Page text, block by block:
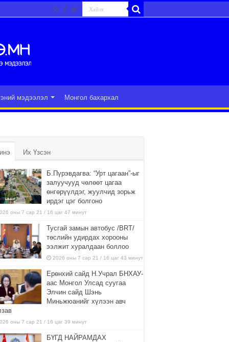
мэдээлэл Монгол бахархал
Их Үзсэн
Б.Пүрэвдагва: “Урт цагаан”-ыг
залуучууд чөлөөт цагаа
өнгөрүүлдэг, жуулчид зорьж
ирдэг цэг болгоно
оны 7 сар 21 / 16 цаг 47 минут
Тусгай замын автобус /BRT/
төслийн удирдах хорооны
ээлжит хуралдаан боллоо
2026 оны 7 сар 21 / 16 цаг 43 минут
Ерөнхий сайд Н.Учрал БНХАУ-
аас Монгол Улсад суугаа
Элчин сайд Шэнь
Миньжюанийг хүлээн авч
оны 7 сар 21 / 16 цаг 39 минут
БҮГД НАЙРАМДАХ